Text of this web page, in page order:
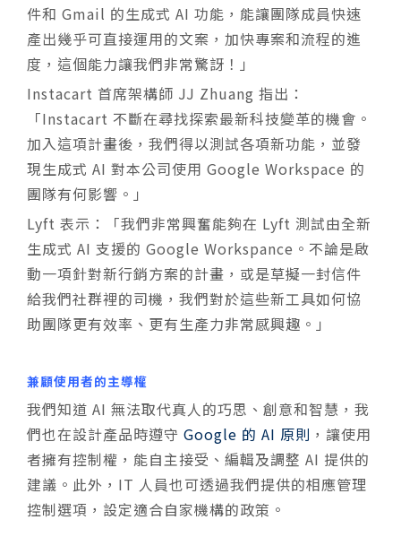
件和 Gmail 的生成式 AI 功能，能讓團隊成員快速
產出幾乎可直接運用的文案，加快專案和流程的進
度，這個能力讓我們非常驚訝！」
Instacart 首席架構師 JJ Zhuang 指出：
「Instacart 不斷在尋找探索最新科技變革的機會。
加入這項計畫後，我們得以測試各項新功能，並發
現生成式 AI 對本公司使用 Google Workspace 的
團隊有何影響。」
Lyft 表示：「我們非常興奮能夠在 Lyft 測試由全新
生成式 AI 支援的 Google Workspance。不論是啟
動一項針對新行銷方案的計畫，或是草擬一封信件
給我們社群裡的司機，我們對於這些新工具如何協
助團隊更有效率、更有生產力非常感興趣。」
兼顧使用者的主導權
我們知道 AI 無法取代真人的巧思、創意和智慧，我
們也在設計產品時遵守 Google 的 AI 原則 ，讓使用
者擁有控制權，能自主接受、編輯及調整 AI 提供的
建議。此外，IT 人員也可透過我們提供的相應管理
控制選項，設定適合自家機構的政策。